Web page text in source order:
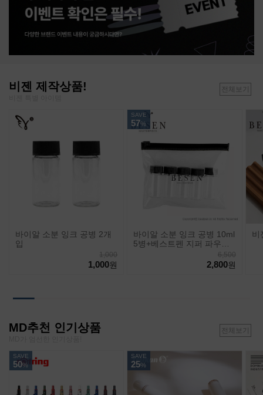
비젠 제작상품! 전체보기
바이알 소분 잉크 공병 2개
입
1,000
1,000원
SAVE
57%
바이알 소분 잉크 공병 10ml
5병+베스트펜 지퍼 파우치
6,500
2,800원
비
MD추천 인기상품 전체보기
SAVE
50%
SAVE
25%